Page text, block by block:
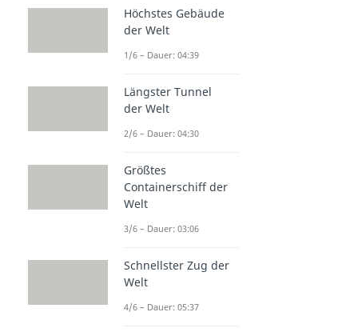
Höchstes Gebäude
der Welt
1/6 – Dauer: 04:39
Längster Tunnel
der Welt
2/6 – Dauer: 04:30
Größtes
Containerschiff der
Welt
3/6 – Dauer: 03:06
Schnellster Zug der
Welt
4/6 – Dauer: 05:37